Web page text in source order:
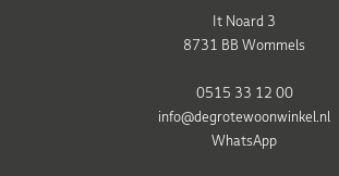
It Noard 3
8731 BB Wommels
0515 33 12 00
info@degrotewoonwinkel.nl
WhatsApp